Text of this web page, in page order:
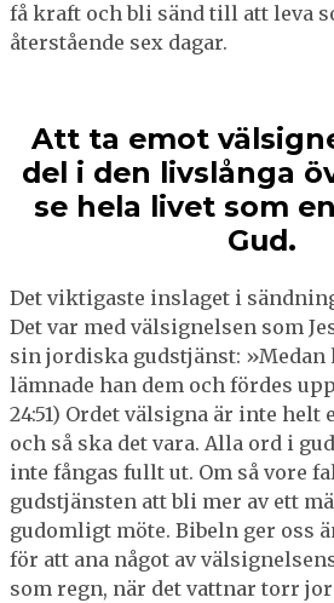
få kraft och bli sänd till att leva
återstående sex dagar.
Att ta emot
del i den livslånga
se hela livet som
Gud.
Det viktigaste inslaget i
Det var med välsignelsen som
sin jordiska gudstjänst: »Medan
lämnade han dem och fördes
24:51) Ordet välsigna är inte
och så ska det vara. Alla ord i
inte fångas fullt ut. Om så vore
gudstjänsten att bli mer av ett
gudomligt möte. Bibeln ger oss
för att ana något av
som regn, när det vattnar torr